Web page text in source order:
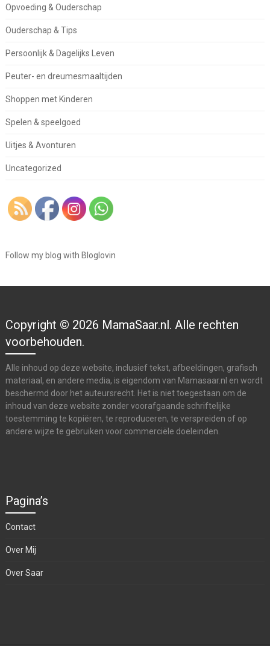
Opvoeding & Ouderschap
Ouderschap & Tips
Persoonlijk & Dagelijks Leven
Peuter- en dreumesmaaltijden
Shoppen met Kinderen
Spelen & speelgoed
Uitjes & Avonturen
Uncategorized
Follow my blog with Bloglovin
Copyright © 2026 MamaSaar.nl. Alle rechten
voorbehouden.
Alle inhoud op deze website, inclusief tekst, afbeeldingen, grafisch
materiaal, en andere media, is eigendom van Mamasaar.nl en wordt
beschermd door het auteursrecht. Het is niet toegestaan om de
inhoud van deze website zonder voorafgaande schriftelijke
toestemming te kopiëren, te reproduceren, te verspreiden of op
andere wijze te gebruiken voor commerciële doeleinden.
Pagina’s
Contact
Over Mij
Over Saar